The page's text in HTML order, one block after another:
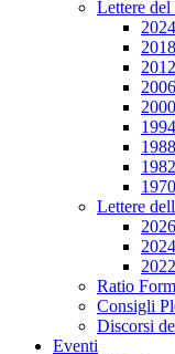
Lettere
Lettere
Ratio
Consigli
Discorsi
Eventi